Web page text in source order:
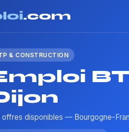
.com
& CONSTRUCTION
offres disponibles — Bourgogne-